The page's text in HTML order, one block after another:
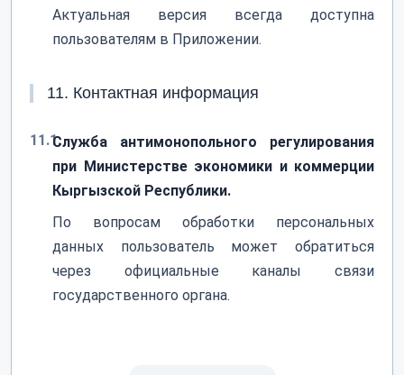
Актуальная версия всегда доступна
пользователям в Приложении.
11. Контактная информация
11.1.Служба антимонопольного регулирования
при Министерстве экономики и коммерции
Кыргызской Республики.
По вопросам обработки персональных
данных пользователь может обратиться
через официальные каналы связи
государственного органа.